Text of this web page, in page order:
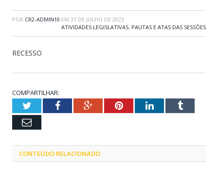
POR CR2-ADMIN10 EM 31 DE JULHO DE 2023
ATIVIDADES LEGISLATIVAS, PAUTAS E ATAS DAS SESSÕES
RECESSO
COMPARTILHAR:
TwitterFacebookGoogle+PinterestLinkedInTumblr
Email
CONTEÚDO RELACIONADO